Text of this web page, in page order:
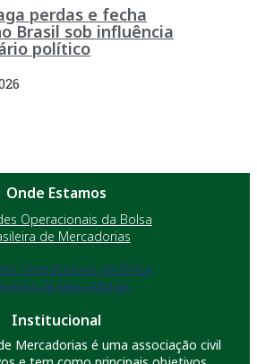
perdas e fecha
Brasil sob influência
político
Onde Estamos
Operacionais da Bolsa
de Mercadorias
Operacionais da Bolsa
de Mercadorias
Institucional
Mercadorias é uma associação civil